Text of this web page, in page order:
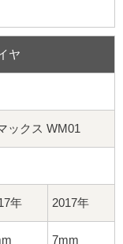
ヤ
ックス WM01
年 2017年
7mm